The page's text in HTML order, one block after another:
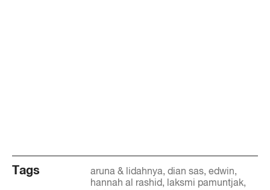
Tags aruna & lidahnya dian sas edwin
hannah al rashid laksmi pamuntjak